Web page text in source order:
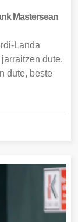
Mastersean
Landa
dute.
dute, beste